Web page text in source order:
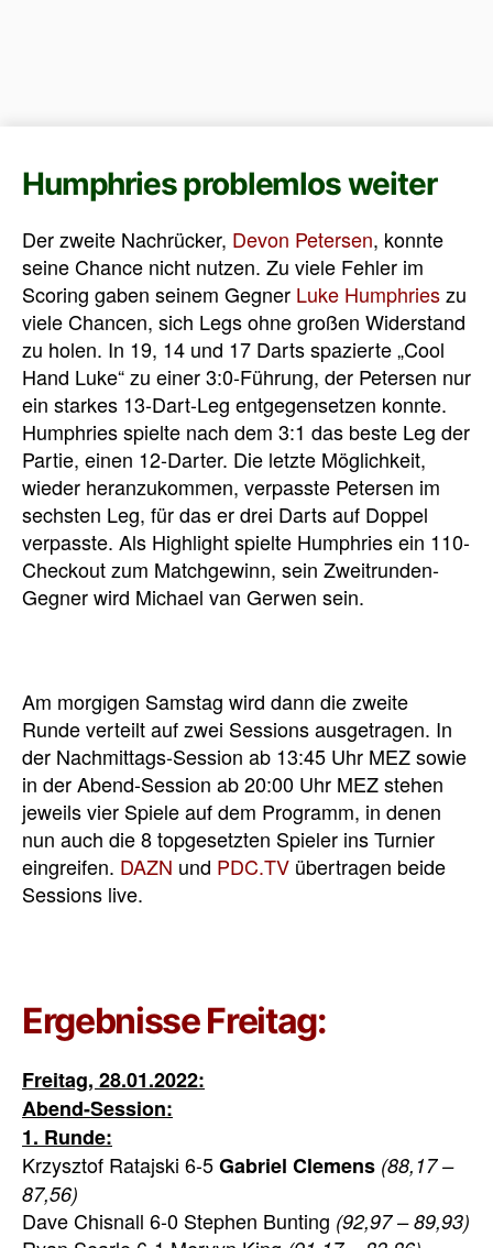
Humphries problemlos weiter
Der zweite Nachrücker, Devon Petersen, konnte
seine Chance nicht nutzen. Zu viele Fehler im
Scoring gaben seinem Gegner Luke Humphrieszu
viele Chancen, sich Legs ohne großen Widerstand
zu holen. In 19, 14 und 17 Darts spazierte „Cool
Hand Luke“ zu einer 3:0-Führung, der Petersen nur
ein starkes 13-Dart-Leg entgegensetzen konnte.
Humphries spielte nach dem 3:1 das beste Leg der
Partie, einen 12-Darter. Die letzte Möglichkeit,
wieder heranzukommen, verpasste Petersen im
sechsten Leg, für das er drei Darts auf Doppel
verpasste. Als Highlight spielte Humphries ein 110-
Checkout zum Matchgewinn, sein Zweitrunden-
Gegner wird Michael van Gerwen sein.
Am morgigen Samstag wird dann die zweite
Runde verteilt auf zwei Sessions ausgetragen. In
der Nachmittags-Session ab 13:45 Uhr MEZ sowie
in der Abend-Session ab 20:00 Uhr MEZ stehen
jeweils vier Spiele auf dem Programm, in denen
nun auch die 8 topgesetzten Spieler ins Turnier
eingreifen. DAZN und PDC.TV übertragen beide
Sessions live.
Ergebnisse Freitag:
Freitag, 28.01.2022:
Abend-Session:
1. Runde:
Krzysztof Ratajski 6-5Gabriel Clemens (88,17 –
87,56)
Dave Chisnall 6-0 Stephen Bunting (92,97 – 89,93)